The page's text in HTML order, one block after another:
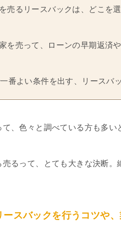
売るリースバックは、どこを
を売って、ローンの早期返済
番よい条件を出す、リースバ
、色々と調べている方も多い
るって、とても大きな決断
ースバックを行うコツや